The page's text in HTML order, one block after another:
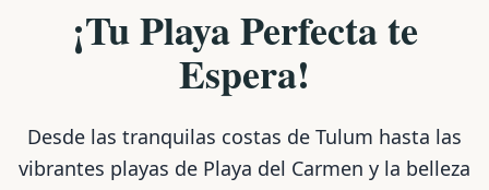
¡Tu Playa Perfecta te
Espera!
Desde las tranquilas costas de Tulum hasta las
vibrantes playas de Playa del Carmen y la belleza